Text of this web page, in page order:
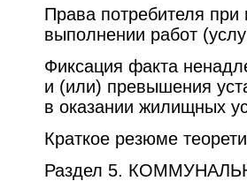
Права потребителя
выполнении работ
Фиксация факта
и (или) превышения
в оказании жилищных
Краткое резюме
Раздел 5.